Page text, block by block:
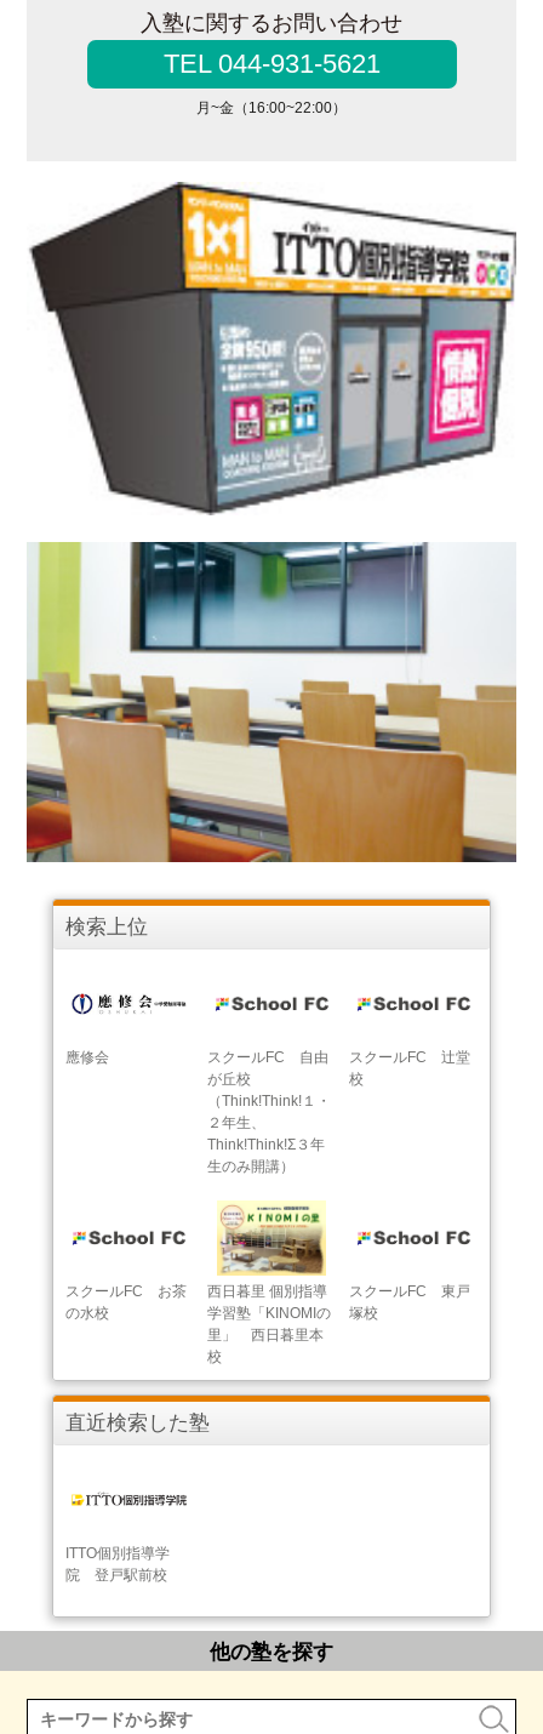
入塾に関するお問い合わせ
TEL 044-931-5621
月~金（16:00~22:00）
検索上位
應修会
スクールFC 自由
が丘校
（Think!Think!１・
２年生、
Think!Think!Σ３年
生のみ開講）
スクールFC 辻堂
校
スクールFC お茶
の水校
西日暮里 個別指導
学習塾「KINOMIの
里」 西日暮里本
校
スクールFC 東戸
塚校
直近検索した塾
ITTO個別指導学
院 登戸駅前校
他の塾を探す